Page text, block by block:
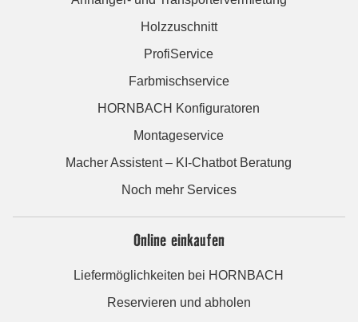
Holzzuschnitt
ProfiService
Farbmischservice
HORNBACH Konfiguratoren
Montageservice
Macher Assistent – KI-Chatbot Beratung
Noch mehr Services
Online einkaufen
Liefermöglichkeiten bei HORNBACH
Reservieren und abholen